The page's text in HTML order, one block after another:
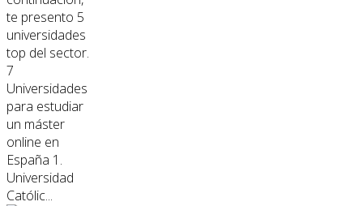
te presento 5
universidades
top del sector.
7
Universidades
para estudiar
un máster
online en
España 1.
Universidad
Católic...